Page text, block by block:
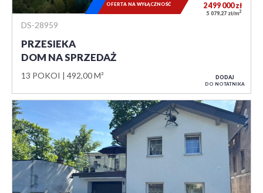
DS-28959
PRZESIEKA
DOM NA SPRZEDAŻ
13 POKOI 492,00 M²
2 499 000zł
5 079,27 zł/m2
OFERTA NA WYŁĄCZNOŚĆ
DODAJ
DO NOTATNIKA